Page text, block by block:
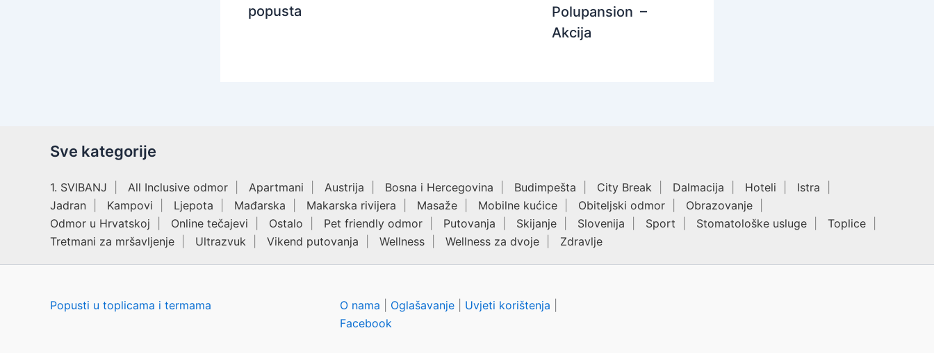
popusta
Polupansion –
Akcija
Sve kategorije
1. SVIBANJ All Inclusive odmor Apartmani Austrija Bosna i Hercegovina Budimpešta City Break Dalmacija Hoteli
Istra
Jadran
Kampovi Ljepota Mađarska Makarska rivijera Masaže Mobilne kućice Obiteljski odmor
Obrazovanje
Odmor u Hrvatskoj
Online tečajevi Ostalo Pet friendly odmor Putovanja Skijanje Slovenija Sport Stomatološke usluge
Toplice
Tretmani za mršavljenje
Ultrazvuk Vikend putovanja Wellness Wellness za dvoje Zdravlje
Popusti u toplicama i termama O nama Oglašavanje| Uvjeti korištenja
Facebook